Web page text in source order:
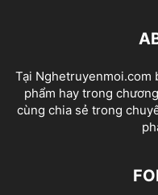
Tại Nghetruyenmoi.com
phẩm hay trong
cùng chia sẻ trong